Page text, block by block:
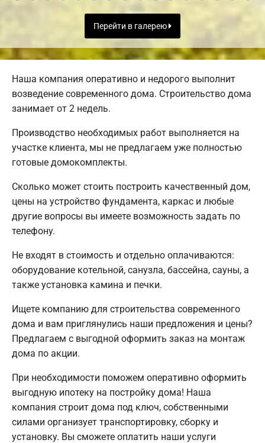
Перейти в галерею
Наша компания оперативно и недорого выполнит
возведение современного дома. Строительство дома
занимает от 2 недель.
Производство необходимых работ выполняется на
участке клиента, мы не предлагаем уже полностью
готовые домокомплекты.
Сколько может стоить построить качественный дом,
цены на устройство фундамента, каркас и любые
другие вопросы вы имеете возможность задать по
телефону.
Не входят в стоимость и отдельно оплачиваются:
оборудование котельной, санузла, бассейна, сауны, а
также установка камина и печки.
Ищете компанию для строительства современного
дома и вам приглянулись наши предложения и цены?
Предлагаем с выгодной оформить заказ на монтаж
дома по акции.
При необходимости поможем оперативно оформить
выгодную ипотеку на постройку дома! Наша
компания строит дома под ключ, собственными
силами организует транспортировку, сборку и
установку. Вы сможете оплатить наши услуги